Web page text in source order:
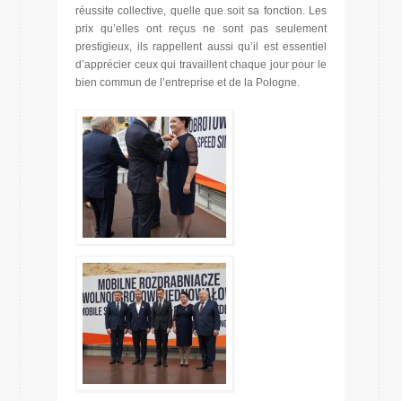
réussite collective, quelle que soit sa fonction. Les
prix qu’elles ont reçus ne sont pas seulement
prestigieux, ils rappellent aussi qu’il est essentiel
d’apprécier ceux qui travaillent chaque jour pour le
bien commun de l’entreprise et de la Pologne.